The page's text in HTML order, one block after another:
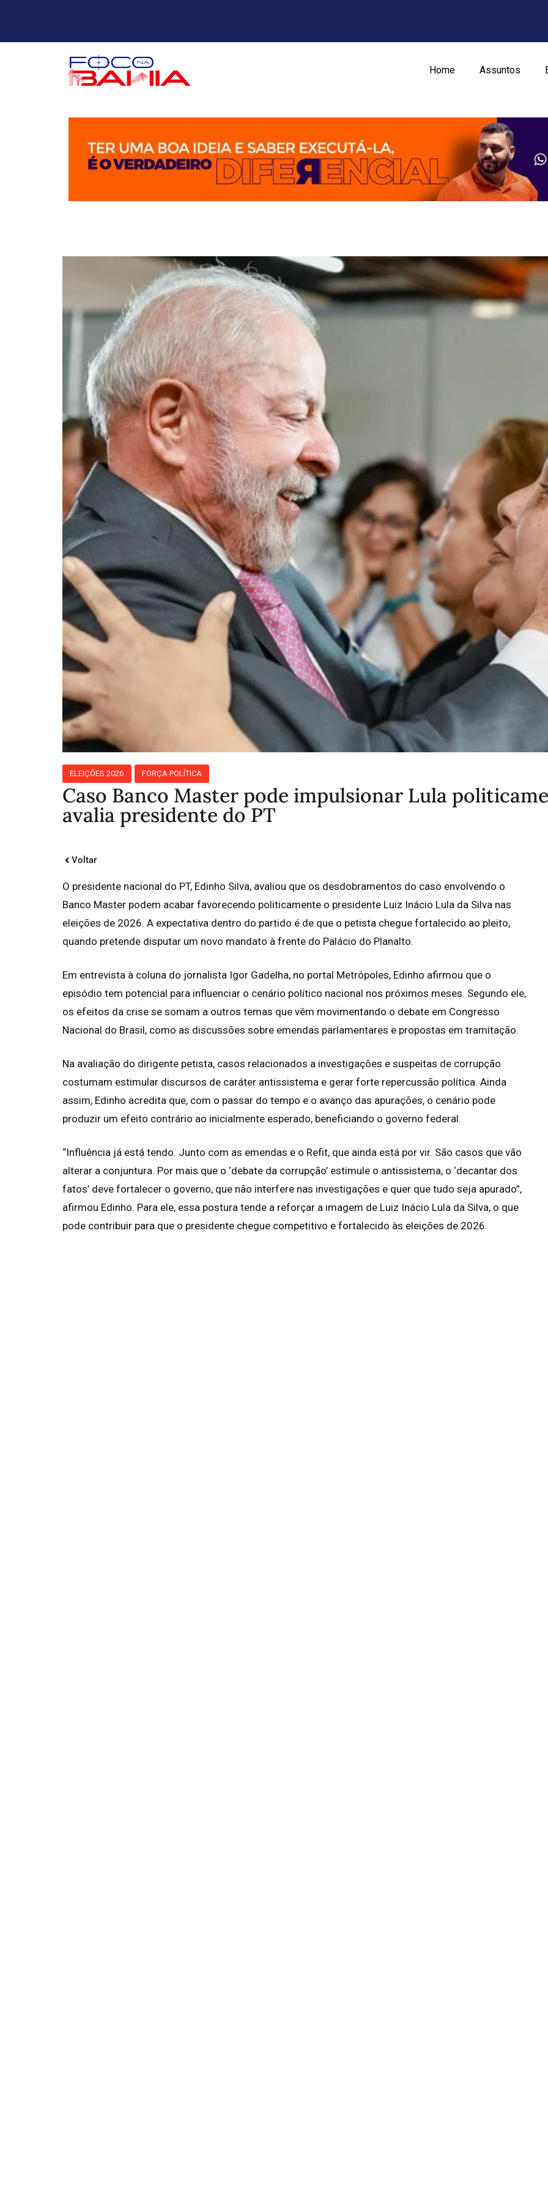
Home Assuntos
ELEIÇÕES 2026 FORÇA POLÍTICA
Caso Banco Master pode impulsionar Lula
avalia presidente do PT
Voltar
O presidente nacional do PT, Edinho Silva, avaliou que os desdobramentos do caso envolvendo o
Banco Master podem acabar favorecendo politicamente o presidente Luiz Inácio Lula da Silva nas
eleições de 2026. A expectativa dentro do partido é de que o petista chegue fortalecido ao pleito,
quando pretende disputar um novo mandato à frente do Palácio do Planalto.
Em entrevista à coluna do jornalista Igor Gadelha, no portal Metrópoles, Edinho afirmou que o
episódio tem potencial para influenciar o cenário político nacional nos próximos meses. Segundo ele,
os efeitos da crise se somam a outros temas que vêm movimentando o debate em Congresso
Nacional do Brasil, como as discussões sobre emendas parlamentares e propostas em tramitação.
Na avaliação do dirigente petista, casos relacionados a investigações e suspeitas de corrupção
costumam estimular discursos de caráter antissistema e gerar forte repercussão política. Ainda
assim, Edinho acredita que, com o passar do tempo e o avanço das apurações, o cenário pode
produzir um efeito contrário ao inicialmente esperado, beneficiando o governo federal.
“Influência já está tendo. Junto com as emendas e o Refit, que ainda está por vir. São casos que vão
alterar a conjuntura. Por mais que o ‘debate da corrupção’ estimule o antissistema, o ‘decantar dos
fatos’ deve fortalecer o governo, que não interfere nas investigações e quer que tudo seja apurado”,
afirmou Edinho. Para ele, essa postura tende a reforçar a imagem de Luiz Inácio Lula da Silva, o que
pode contribuir para que o presidente chegue competitivo e fortalecido às eleições de 2026.